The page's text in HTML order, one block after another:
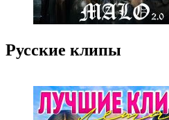
Русские клипы